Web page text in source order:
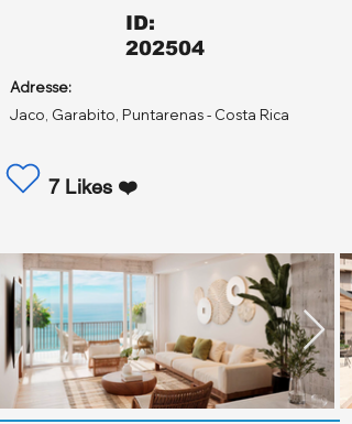
ID:
202504
Adresse:
Jaco, Garabito, Puntarenas - Costa Rica
7 Likes ❤️